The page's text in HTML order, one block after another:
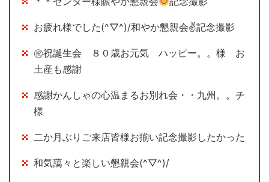
お疲れ様でした(^▽^)/和やか懇親会✌記念撮影
㊗祝誕生会 ８０歳お元気 ハッピー。。様 お
土産も感謝
感謝かんしゃの心温まるお別れ会・・九州。。チ
様
二か月ぶりご来店皆様お揃い記念撮影したかった
和気藹々と楽しい懇親会(^▽^)/